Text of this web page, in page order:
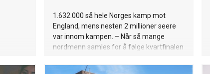
1.632.000 så hele Norges kamp mot
England, mens nesten 2 millioner seere
var innom kampen. – Når så mange
nordmenn samles for å følge kvartfinalen
trenger de store, felles leirbålene, sier TV